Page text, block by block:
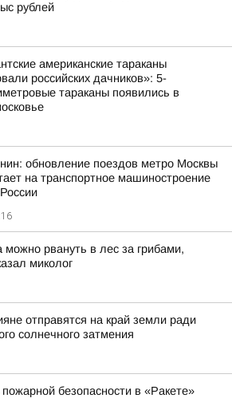
рублей
американские тараканы
российских дачников»: 5-
тараканы появились в
обновление поездов метро Москвы
на транспортное машиностроение
можно рвануть в лес за грибами,
миколог
отправятся на край земли ради
солнечного затмения
безопасности в «Ракете»